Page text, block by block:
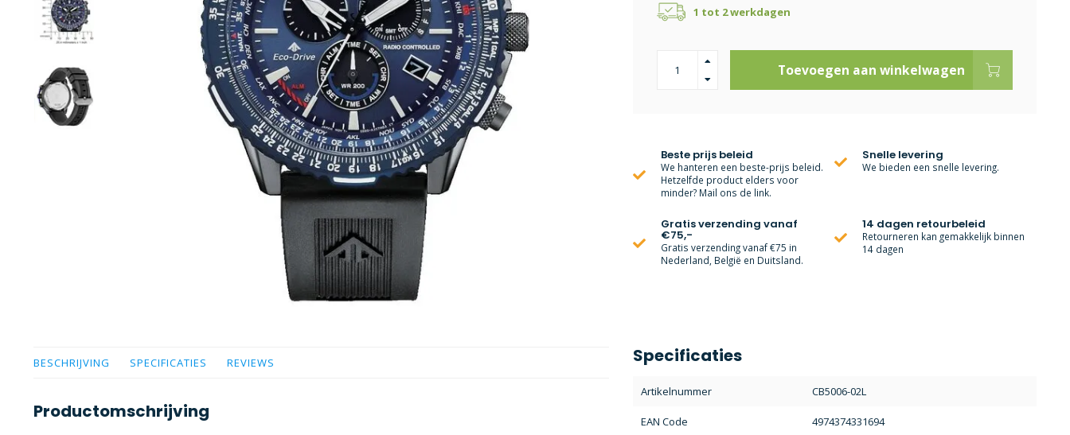
1 tot 2 werkdagen
Toevoegen aan winkelwagen
Beste prijs beleid
We hanteren een beste-prijs beleid.
Hetzelfde product elders voor
minder? Mail ons de link.
Snelle levering
We bieden een snelle levering.
Gratis verzending vanaf
€75,-
Gratis verzending vanaf €75 in
Nederland, België en Duitsland.
14 dagen retourbeleid
Retourneren kan gemakkelijk binnen
14 dagen
BESCHRIJVING SPECIFICATIES REVIEWS
Productomschrijving
Specificaties
Artikelnummer CB5006-02L
EAN Code 4974374331694